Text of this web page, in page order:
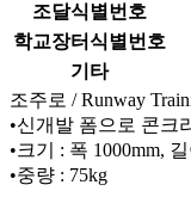
조달식별번호
학교장터식별번호
기타
조주로 / Runway
•신개발 폼으로 콘크
•크기 : 폭 1000mm,
•중량 : 75kg